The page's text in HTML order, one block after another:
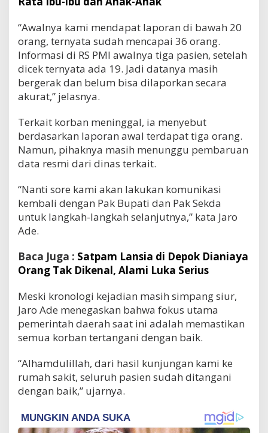
“Awalnya kami mendapat laporan di bawah 20
orang, ternyata sudah mencapai 36 orang.
Informasi di RS PMI awalnya tiga pasien, setelah
dicek ternyata ada 19. Jadi datanya masih
bergerak dan belum bisa dilaporkan secara
akurat,” jelasnya.
Terkait korban meninggal, ia menyebut
berdasarkan laporan awal terdapat tiga orang.
Namun, pihaknya masih menunggu pembaruan
data resmi dari dinas terkait.
“Nanti sore kami akan lakukan komunikasi
kembali dengan Pak Bupati dan Pak Sekda
untuk langkah-langkah selanjutnya,” kata Jaro
Ade.
Baca Juga : Satpam Lansia di Depok Dianiaya
Orang Tak Dikenal, Alami Luka Serius
Meski kronologi kejadian masih simpang siur,
Jaro Ade menegaskan bahwa fokus utama
pemerintah daerah saat ini adalah memastikan
semua korban tertangani dengan baik.
“Alhamdulillah, dari hasil kunjungan kami ke
rumah sakit, seluruh pasien sudah ditangani
dengan baik,” ujarnya.